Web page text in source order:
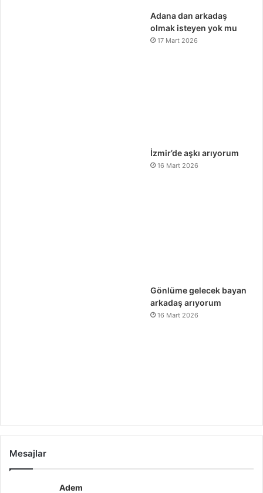
Adana dan arkadaş
olmak isteyen yok mu
17 Mart 2026
İzmir’de aşkı arıyorum
16 Mart 2026
Gönlüme gelecek bayan
arkadaş arıyorum
16 Mart 2026
Mesajlar
Adem